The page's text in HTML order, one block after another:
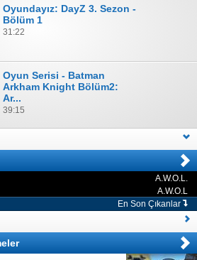
Oyundayız: DayZ 3. Sezon -
Bölüm 1
31:22
Oyun Serisi - Batman
Arkham Knight Bölüm2:
Ar...
39:15
A.W.O.L.
A.W.O.L
En Son Çıkanlar